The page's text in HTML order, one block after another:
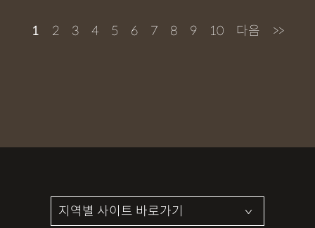
1 2 3 4 5 6 7 8 9 10 다음 >>